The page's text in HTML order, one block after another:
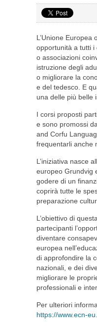
L’Unione Europea
opportunità a tutti i
o associazioni
istruzione degli
o migliorare la
e del tedesco. E
una delle più belle
I corsi proposti
e sono promossi
and Corfu
frequentarli anche
L’iniziativa nasce
europeo Grundvig
godere di un
coprirà tutte le
preparazione
L’obiettivo di
partecipanti
diventare
europea
di approfondire la
nazionali, e dei
migliorare le
professionali e
Per ulteriori
https://www.ecn-